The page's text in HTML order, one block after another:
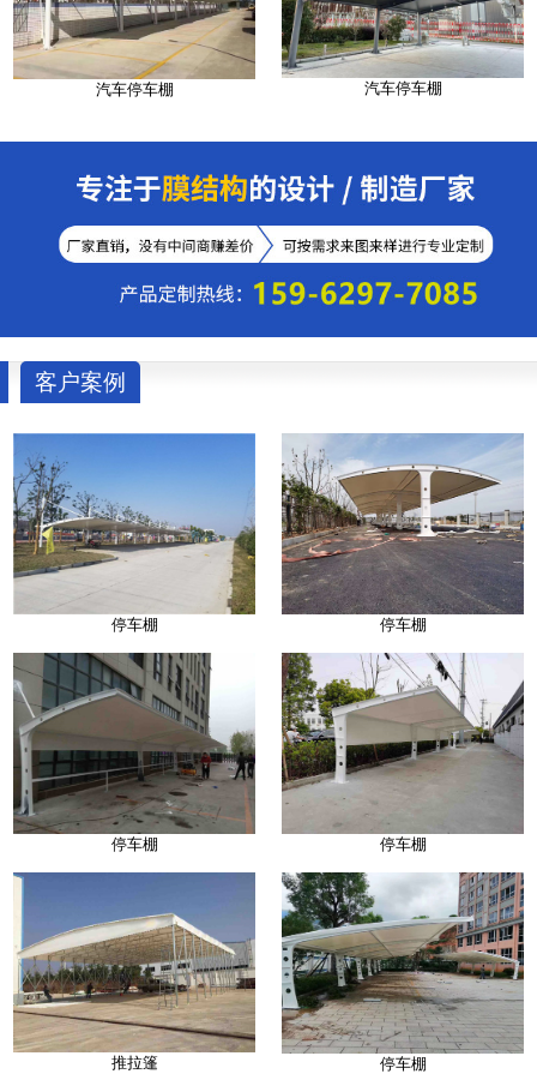
汽车停车棚 汽车停车棚
客户案例
停车棚 停车棚
停车棚 停车棚
推拉篷 停车棚